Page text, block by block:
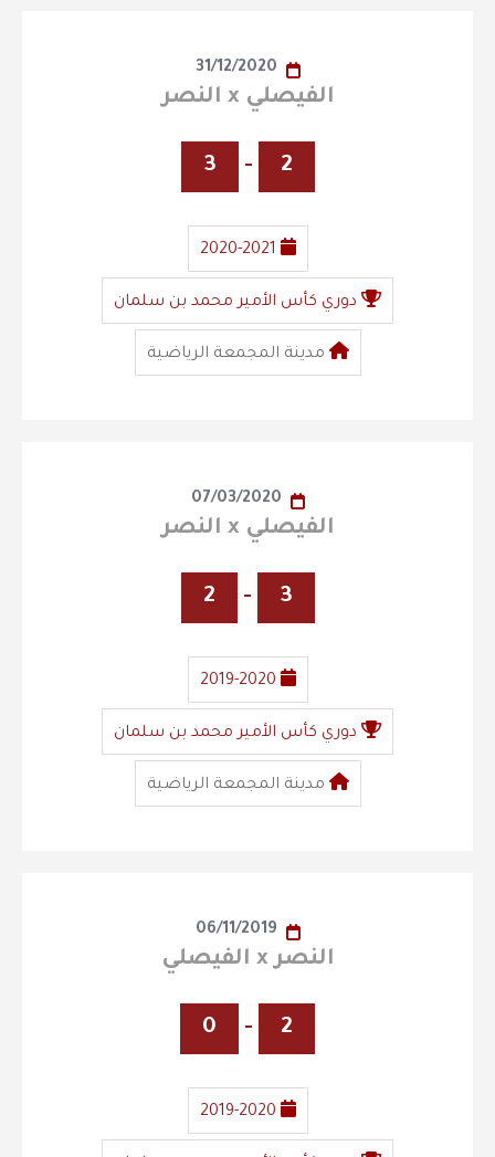
31/12/2020
الفيصلي x النصر
2
-
3
2020-2021
دوري كأس الأمير محمد بن سلمان
مدينة المجمعة الرياضية
07/03/2020
الفيصلي x النصر
3
-
2
2019-2020
دوري كأس الأمير محمد بن سلمان
مدينة المجمعة الرياضية
06/11/2019
النصر x الفيصلي
2
-
0
2019-2020